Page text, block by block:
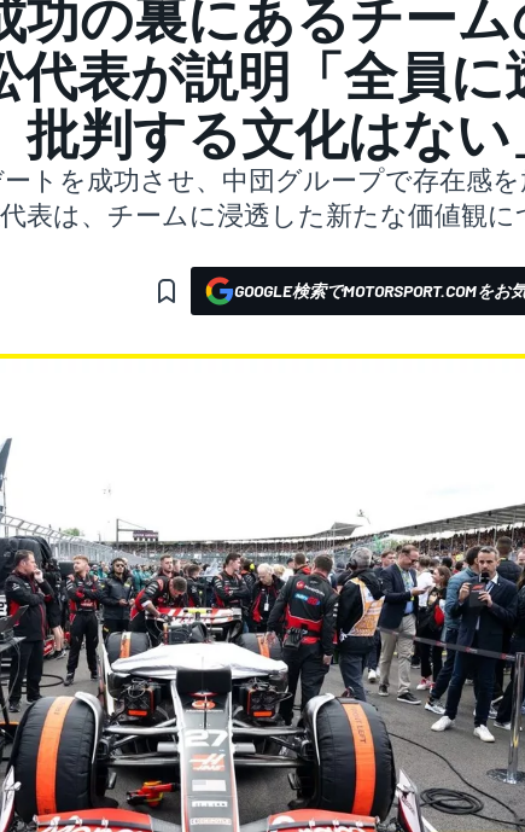
功の裏にあるチー
代表が説明「全員に
判する文化はない
トを成功させ、中団グループで存在感
表は、チームに浸透した新たな価値観に
GOOGLE検索でMOTORSPORT.COMを